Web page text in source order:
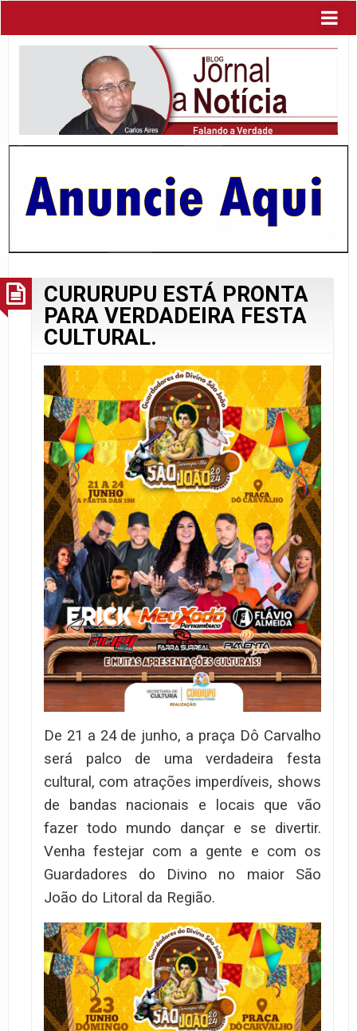
CURURUPU ESTÁ PRONTA
PARA VERDADEIRA FESTA
CULTURAL.
De 21 a 24 de junho, a praça Dô Carvalho
será palco de uma verdadeira festa
cultural, com atrações imperdíveis, shows
de bandas nacionais e locais que vão
fazer todo mundo dançar e se divertir.
Venha festejar com a gente e com os
Guardadores do Divino no maior São
João do Litoral da Região.